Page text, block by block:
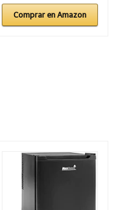
Comprar en Amazon